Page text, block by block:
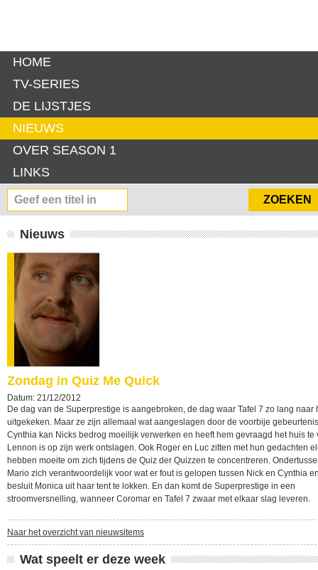
HOME
TV-SERIES
DE LIJSTJES
NIEUWS
OVER SEASON 1
LINKS
Nieuws
Zondag in Quiz Me Quick
Datum: 21/12/2012
De dag van de Superprestige is aangebroken, de dag waar Tafel 7 zo lang naar
uitgekeken. Maar ze zijn allemaal wat aangeslagen door de voorbije
Cynthia kan Nicks bedrog moeilijk verwerken en heeft hem gevraagd het huis te
Lennon is op zijn werk ontslagen. Ook Roger en Luc zitten met hun gedachten
hebben moeite om zich tijdens de Quiz der Quizzen te concentreren.
Mario zich verantwoordelijk voor wat er fout is gelopen tussen Nick en Cynthia
besluit Monica uit haar tent te lokken. En dan komt de Superprestige in een
stroomversnelling, wanneer Coromar en Tafel 7 zwaar met elkaar slag leveren.
Naar het overzicht van nieuwsitems
Wat speelt er deze week